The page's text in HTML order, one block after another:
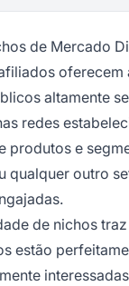
de Mercado
altamente
redes
produtos e
qualquer outro
de nichos
estão